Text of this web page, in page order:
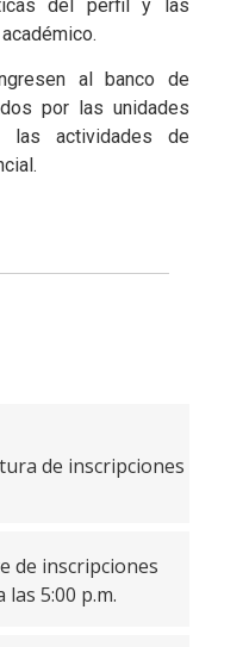
del perfil y las
al banco de
por las unidades
las actividades de
de inscripciones
de inscripciones
las 5:00 p.m.